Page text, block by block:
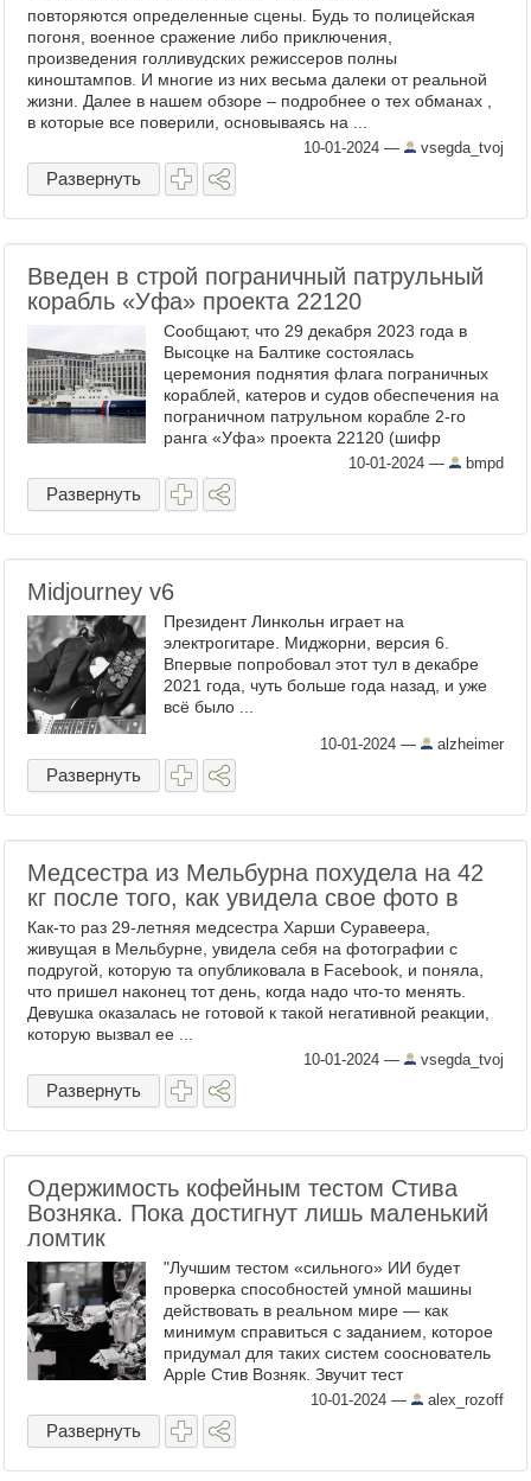
повторяются определенные сцены. Будь то полицейская
погоня, военное сражение либо приключения,
произведения голливудских режиссеров полны
киноштампов. И многие из них весьма далеки от реальной
жизни. Далее в нашем обзоре – подробнее о тех обманах ,
в которые все поверили, основываясь на ...
10-01-2024 — vsegda_tvoj
Развернуть
Введен в строй пограничный патрульный
корабль «Уфа» проекта 22120
Сообщают, что 29 декабря 2023 года в
Высоцке на Балтике состоялась
церемония поднятия флага пограничных
кораблей, катеров и судов обеспечения на
пограничном патрульном корабле 2-го
ранга «Уфа» проекта 22120 (шифр
«Пурга») с заводским номером 059
(бортовой номер «459»), вошедшем в ...
10-01-2024 — bmpd
Развернуть
Midjourney v6
Президент Линкольн играет на
электрогитаре. Миджорни, версия 6.
Впервые попробовал этот тул в декабре
2021 года, чуть больше года назад, и уже
всё было ...
10-01-2024 — alzheimer
Развернуть
Медсестра из Мельбурна похудела на 42
кг после того, как увидела свое фото в
Как-то раз 29-летняя медсестра Харши Суравеера,
живущая в Мельбурне, увидела себя на фотографии с
подругой, которую та опубликовала в Facebook, и поняла,
что пришел наконец тот день, когда надо что-то менять.
Девушка оказалась не готовой к такой негативной реакции,
которую вызвал ее ...
10-01-2024 — vsegda_tvoj
Развернуть
Одержимость кофейным тестом Стива
Возняка. Пока достигнут лишь маленький
ломтик
"Лучшим тестом «сильного» ИИ будет
проверка способностей умной машины
действовать в реальном мире — ​как
минимум справиться с заданием, которое
придумал для таких систем сооснователь
Apple Стив Возняк. Звучит тест
элементарно: надо войти в случайную
кухню и, сориентировавшись здесь, ...
10-01-2024 — alex_rozoff
Развернуть